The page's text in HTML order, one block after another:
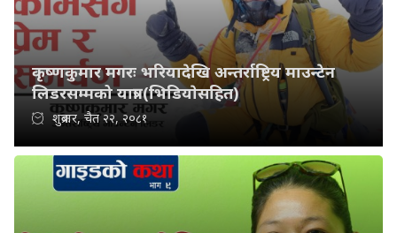
कृष्णकुमार मगरः भरियादेखि अन्तर्राष्ट्रिय माउन्टेन
लिडरसम्मको यात्रा (भिडियाेसहित)
शुक्रबार, चैत २२, २०८१